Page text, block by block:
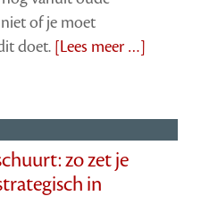
of je moet
doet. [Lees meer …]
zo zet je
in